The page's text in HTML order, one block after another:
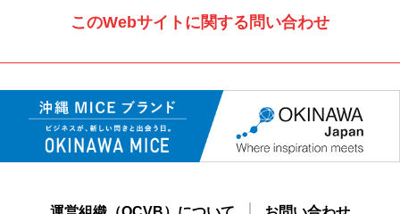
このWebサイトに関する問い合わせ